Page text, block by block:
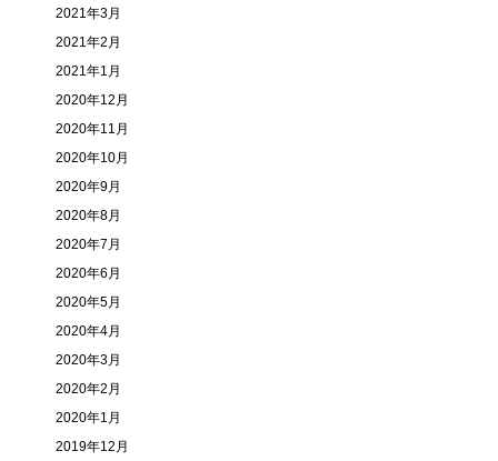
2021年3月
2021年2月
2021年1月
2020年12月
2020年11月
2020年10月
2020年9月
2020年8月
2020年7月
2020年6月
2020年5月
2020年4月
2020年3月
2020年2月
2020年1月
2019年12月